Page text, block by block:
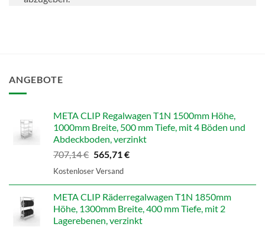
ANGEBOTE
META CLIP Regalwagen T1N 1500mm Höhe,
1000mm Breite, 500 mm Tiefe, mit 4 Böden und
Abdeckboden, verzinkt
707,14€ Ursprünglicher
Preis
565,71€Aktueller
Kostenloser Versand
META CLIP Räderregalwagen T1N 1850mm
Höhe, 1300mm Breite, 400 mm Tiefe, mit 2
Lagerebenen, verzinkt